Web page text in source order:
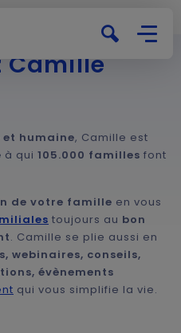
FuturMa
Camille
et humaine, Camille est
à qui 105.000 familles font
de votre famille en vous
toujours au bon
. Camille se plie aussi en
webinaires, conseils,
évènements
qui vous simplifie la vie.